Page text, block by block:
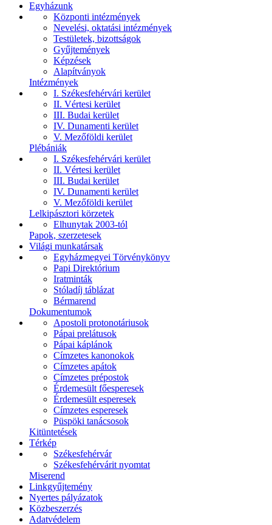
Egyházunk
Központi intézmények
Nevelési, oktatási intézmények
Testületek, bizottságok
Gyűjtemények
Képzések
Alapítványok
Intézmények
I. Székesfehérvári kerület
II. Vértesi kerület
III. Budai kerület
IV. Dunamenti kerület
V. Mezőföldi kerület
Plébániák
I. Székesfehérvári kerület
II. Vértesi kerület
III. Budai kerület
IV. Dunamenti kerület
V. Mezőföldi kerület
Lelkipásztori körzetek
Elhunytak 2003-tól
Papok, szerzetesek
Világi munkatársak
Egyházmegyei Törvénykönyv
Papi Direktórium
Iratminták
Stóladíj táblázat
Bérmarend
Dokumentumok
Apostoli protonotáriusok
Pápai prelátusok
Pápai káplánok
Címzetes kanonokok
Címzetes apátok
Címzetes prépostok
Érdemesült főesperesek
Érdemesült esperesek
Címzetes esperesek
Püspöki tanácsosok
Kitüntetések
Térkép
Székesfehérvár
Székesfehérvárit nyomtat
Miserend
Linkgyűjtemény
Nyertes pályázatok
Közbeszerzés
Adatvédelem